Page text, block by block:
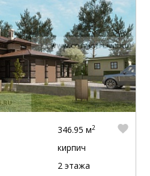
346.95 м2
кирпич
2 этажа